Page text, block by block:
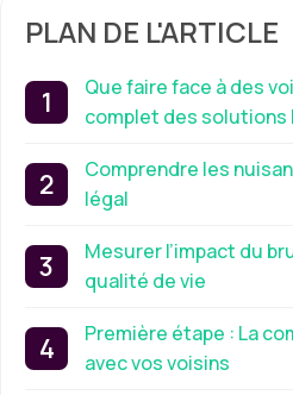
PLAN DE L'ARTICLE
Que faire face à des
complet des
Comprendre les
légal
Mesurer l’impact du
qualité de vie
Première étape : La
avec vos voisins